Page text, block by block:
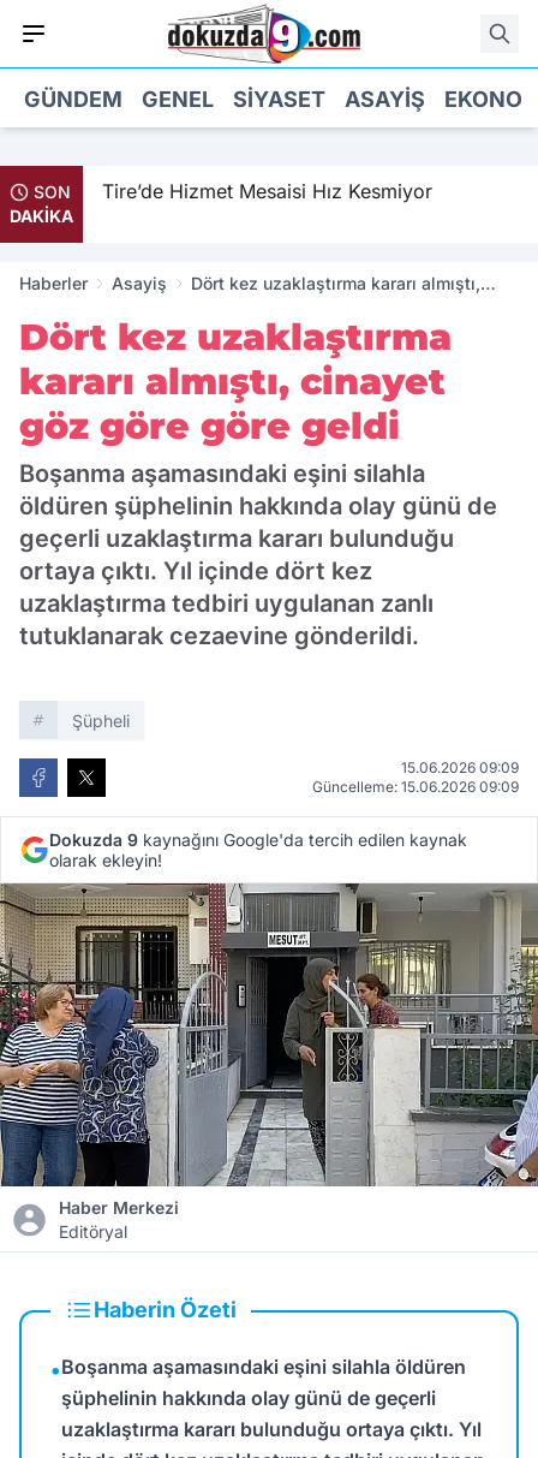
GÜNDEM GENEL SIYASET ASAYIŞ
SON
DAKİKA
Tire’de Hizmet Mesaisi Hız Kesmiyor
Haberler Asayiş
Dört kez uzaklaştırma kararı almıştı,
Dört kez uzaklaştırma
kararı almıştı, cinayet
göz göre göre geldi
Boşanma aşamasındaki eşini silahla
öldüren şüphelinin hakkında olay günü de
geçerli uzaklaştırma kararı bulunduğu
ortaya çıktı. Yıl içinde dört kez
uzaklaştırma tedbiri uygulanan zanlı
tutuklanarak cezaevine gönderildi.
Şüpheli
15.06.2026 09:09
Güncelleme: 15.06.2026 09:09
Dokuzda 9 kaynağını Google'da tercih edilen kaynak
olarak ekleyin!
Haber Merkezi
Editöryal
Haberin Özeti
•Boşanma aşamasındaki eşini silahla öldüren
şüphelinin hakkında olay günü de geçerli
uzaklaştırma kararı bulunduğu ortaya çıktı. Yıl